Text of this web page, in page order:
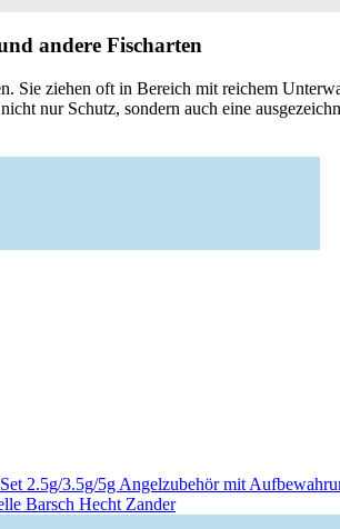
andere Fischarten
Sie ziehen oft in Bereich mit reichem
nur Schutz, sondern auch eine
2.5g/3.5g/5g Angelzubehör mit
Barsch Hecht Zander